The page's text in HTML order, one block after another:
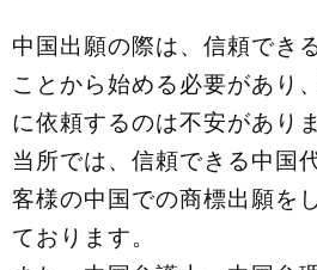
中国出願の際は、信頼でき
ことから始める必要があり
に依頼するのは不安があり
当所では、信頼できる中国
客様の中国での商標出願を
ております。